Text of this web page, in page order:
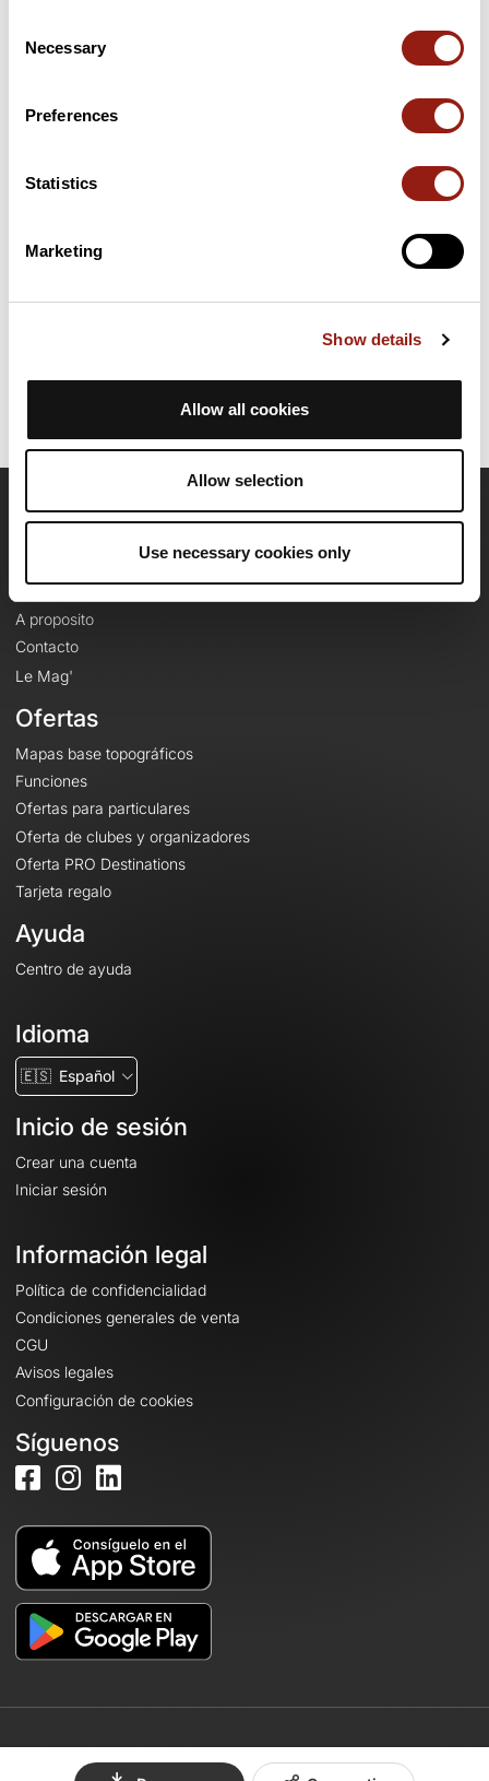
Selection
Necessary
Preferences
Statistics
Marketing
Show details
Allow all cookies
Allow selection
Use necessary cookies only
Descubre este recorrido de bicicleta de 190,2 km cerca de
Carpentras. Presenta un desnivel acumulado de más de
ruta.
Última actualización de la ficha de ruta: 4 de mayo de 2021 9:37:22.
OpenRunner
A proposito
Contacto
Le Mag'
Ofertas
Mapas base topográficos
Funciones
Ofertas para particulares
Oferta de clubes y organizadores
Oferta PRO Destinations
Tarjeta regalo
Ayuda
Centro de ayuda
Idioma
🇪🇸 Español
Inicio de sesión
Crear una cuenta
Iniciar sesión
Información legal
Política de confidencialidad
Condiciones generales de venta
CGU
Avisos legales
Configuración de cookies
Síguenos